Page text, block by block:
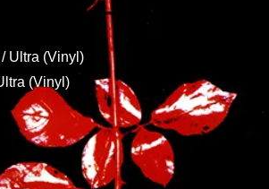
(Vinyl)